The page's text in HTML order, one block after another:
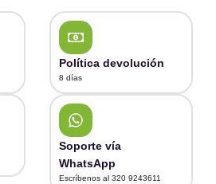
Política devolución
8 días
Soporte vía
WhatsApp
Escríbenos al 320 9243611